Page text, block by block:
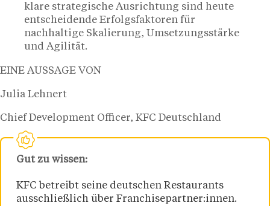
klare strategische Ausrichtung sind heute
entscheidende Erfolgsfaktoren für
nachhaltige Skalierung, Umsetzungsstärke
und Agilität.
EINE AUSSAGE VON
Julia Lehnert
Chief Development Officer, KFC Deutschland
Gut zu wissen:
KFC betreibt seine deutschen Restaurants
ausschließlich über Franchisepartner:innen.